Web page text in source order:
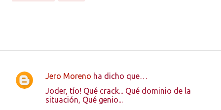
C
Jero Moreno ha dicho que…
Joder, tío! Qué crack... Qué dominio de la
situación, Qué genio...